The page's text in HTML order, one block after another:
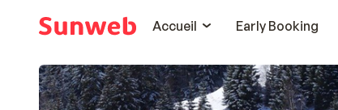
Accueil
Early Booking